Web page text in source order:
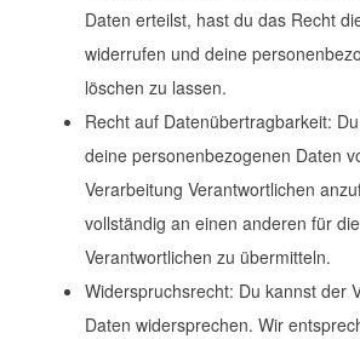
Daten erteilst, hast du das Recht
widerrufen und deine
löschen zu lassen.
Recht auf Datenübertragbarkeit:
deine personenbezogenen Daten
Verarbeitung Verantwortlichen
vollständig an einen anderen für
Verantwortlichen zu übermitteln.
Widerspruchsrecht: Du kannst der
Daten widersprechen. Wir